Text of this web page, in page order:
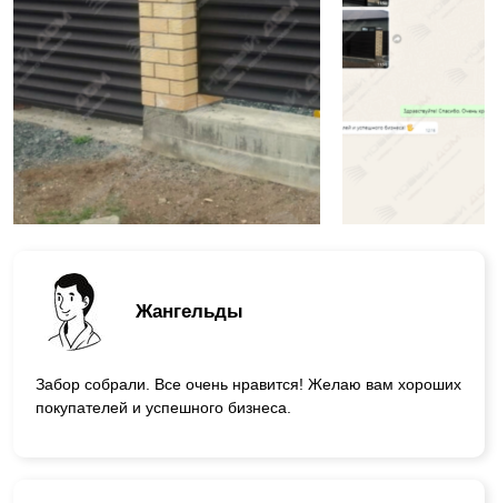
Жангельды
Забор собрали. Все очень нравится! Желаю вам хороших
покупателей и успешного бизнеса.